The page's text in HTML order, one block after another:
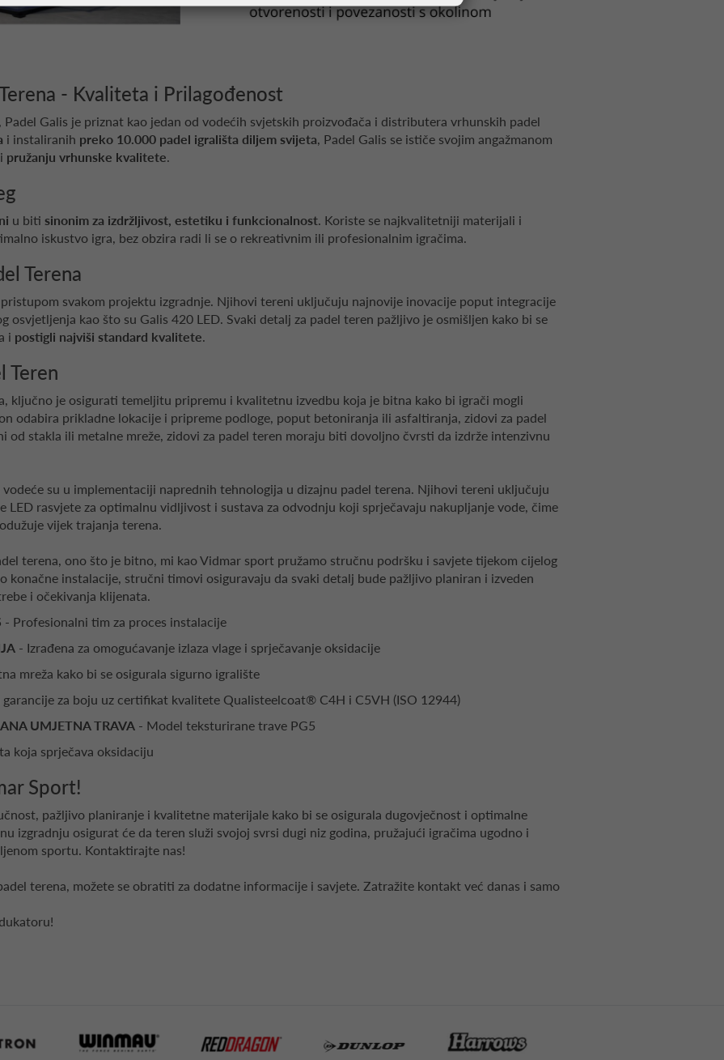
- Kvaliteta i Prilagođenost
Padel Galis je priznat kao jedan od vodećih svjetskih proizvođača i distributera vrhunskih padel
i instaliranih preko 10.000 padel igrališta diljem svijeta, Padel Galis se ističe svojim angažmanom
pružanju vrhunske kvalitete.
u biti sinonim za izdržljivost, estetiku i funkcionalnost. Koriste se najkvalitetniji materijali i
iskustvo igra, bez obzira radi li se o rekreativnim ili profesionalnim igračima.
Terena
svakom projektu izgradnje. Njihovi tereni uključuju najnovije inovacije poput integracije
kao što su Galis 420 LED. Svaki detalj za padel teren pažljivo je osmišljen kako bi se
i postigli najviši standard kvalitete.
Teren
ključno je osigurati temeljitu pripremu i kvalitetnu izvedbu koja je bitna kako bi igrači mogli
odabira prikladne lokacije i pripreme podloge, poput betoniranja ili asfaltiranja, zidovi za padel
od stakla ili metalne mreže, zidovi za padel teren moraju biti dovoljno čvrsti da izdrže intenzivnu
su u implementaciji naprednih tehnologija u dizajnu padel terena. Njihovi tereni uključuju
rasvjete za optimalnu vidljivost i sustava za odvodnju koji sprječavaju nakupljanje vode, čime
vijek trajanja terena.
terena, ono što je bitno, mi kao Vidmar sport pružamo stručnu podršku i savjete tijekom cijelog
konačne instalacije, stručni timovi osiguravaju da svaki detalj bude pažljivo planiran i izveden
i očekivanja klijenata.
- Profesionalni tim za proces instalacije
- Izrađena za omogućavanje izlaza vlage i sprječavanje oksidacije
mreža kako bi se osigurala sigurno igralište
garancije za boju uz certifikat kvalitete Qualisteelcoat® C4H i C5VH (ISO 12944)
UMJETNA TRAVA - Model teksturirane trave PG5
koja sprječava oksidaciju
Sport!
pažljivo planiranje i kvalitetne materijale kako bi se osigurala dugovječnost i optimalne
izgradnju osigurat će da teren služi svojoj svrsi dugi niz godina, pružajući igračima ugodno i
sportu. Kontaktirajte nas!
terena, možete se obratiti za dodatne informacije i savjete. Zatražite kontakt već danas i samo